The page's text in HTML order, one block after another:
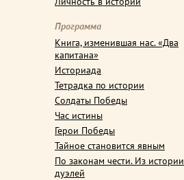
Программа
Книга, изменившая нас. «Два
капитана»
Историада
Тетрадка по истории
Солдаты Победы
Час истины
Герои Победы
Тайное становится явным
По законам чести. Из истории
дуэлей